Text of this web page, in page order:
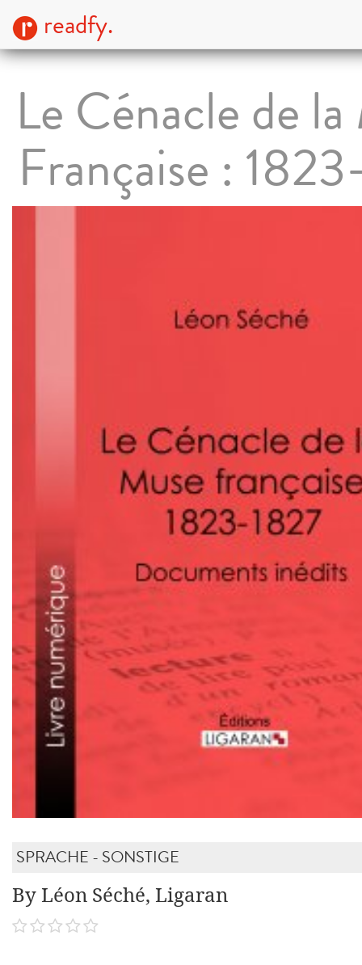
readfy.
Le Cénacle de
Française :
SPRACHE - SONSTIGE
By Léon Séché, Ligaran